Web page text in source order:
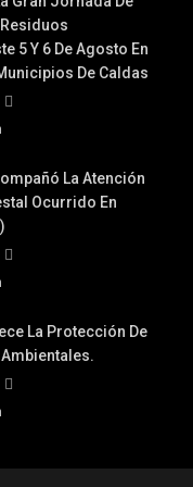
5 Y 6 De Agosto En
De Caldas
La Atención
Ocurrido En
La Protección De